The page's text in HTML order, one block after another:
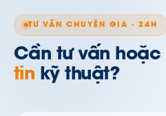
TƯ VẤN CHUYÊN GIA · 24H
Cần tư vấn hoặc
tin kỹ thuật?